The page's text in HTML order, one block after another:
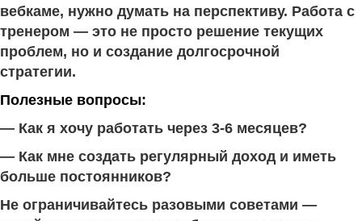
вебкаме, нужно думать на перспективу. Работа с
тренером — это не просто решение текущих
проблем, но и создание долгосрочной
стратегии.
Полезные вопросы:
— Как я хочу работать через 3-6 месяцев?
— Как мне создать регулярный доход и иметь
больше постоянников?
Не ограничивайтесь разовыми советами —